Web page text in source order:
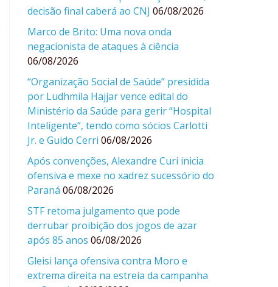
decisão final caberá ao CNJ 06/08/2026
Marco de Brito: Uma nova onda
negacionista de ataques à ciência
06/08/2026
“Organização Social de Saúde” presidida
por Ludhmila Hajjar vence edital do
Ministério da Saúde para gerir “Hospital
Inteligente”, tendo como sócios Carlotti
Jr. e Guido Cerri 06/08/2026
Após convenções, Alexandre Curi inicia
ofensiva e mexe no xadrez sucessório do
Paraná 06/08/2026
STF retoma julgamento que pode
derrubar proibição dos jogos de azar
após 85 anos 06/08/2026
Gleisi lança ofensiva contra Moro e
extrema direita na estreia da campanha